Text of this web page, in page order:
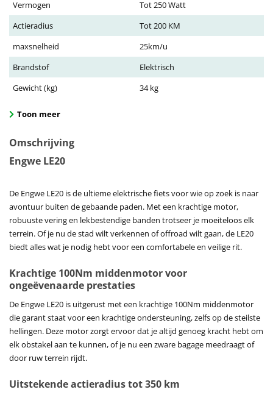
Vermogen
Tot 250 Watt
Actieradius
Tot 200 KM
maxsnelheid
25km/u
Brandstof
Elektrisch
Gewicht (kg)
34 kg
Toon meer
Omschrijving
Engwe LE20
De Engwe LE20 is de ultieme elektrische fiets voor wie op zoek is naar
avontuur buiten de gebaande paden. Met een krachtige motor,
robuuste vering en lekbestendige banden trotseer je moeiteloos elk
terrein. Of je nu de stad wilt verkennen of offroad wilt gaan, de LE20
biedt alles wat je nodig hebt voor een comfortabele en veilige rit.
Krachtige 100Nm middenmotor voor
ongeëvenaarde prestaties
De Engwe LE20 is uitgerust met een krachtige 100Nm middenmotor
die garant staat voor een krachtige ondersteuning, zelfs op de steilste
hellingen. Deze motor zorgt ervoor dat je altijd genoeg kracht hebt om
elk obstakel aan te kunnen, of je nu een zware bagage meedraagt of
door ruw terrein rijdt.
Uitstekende actieradius tot 350 km